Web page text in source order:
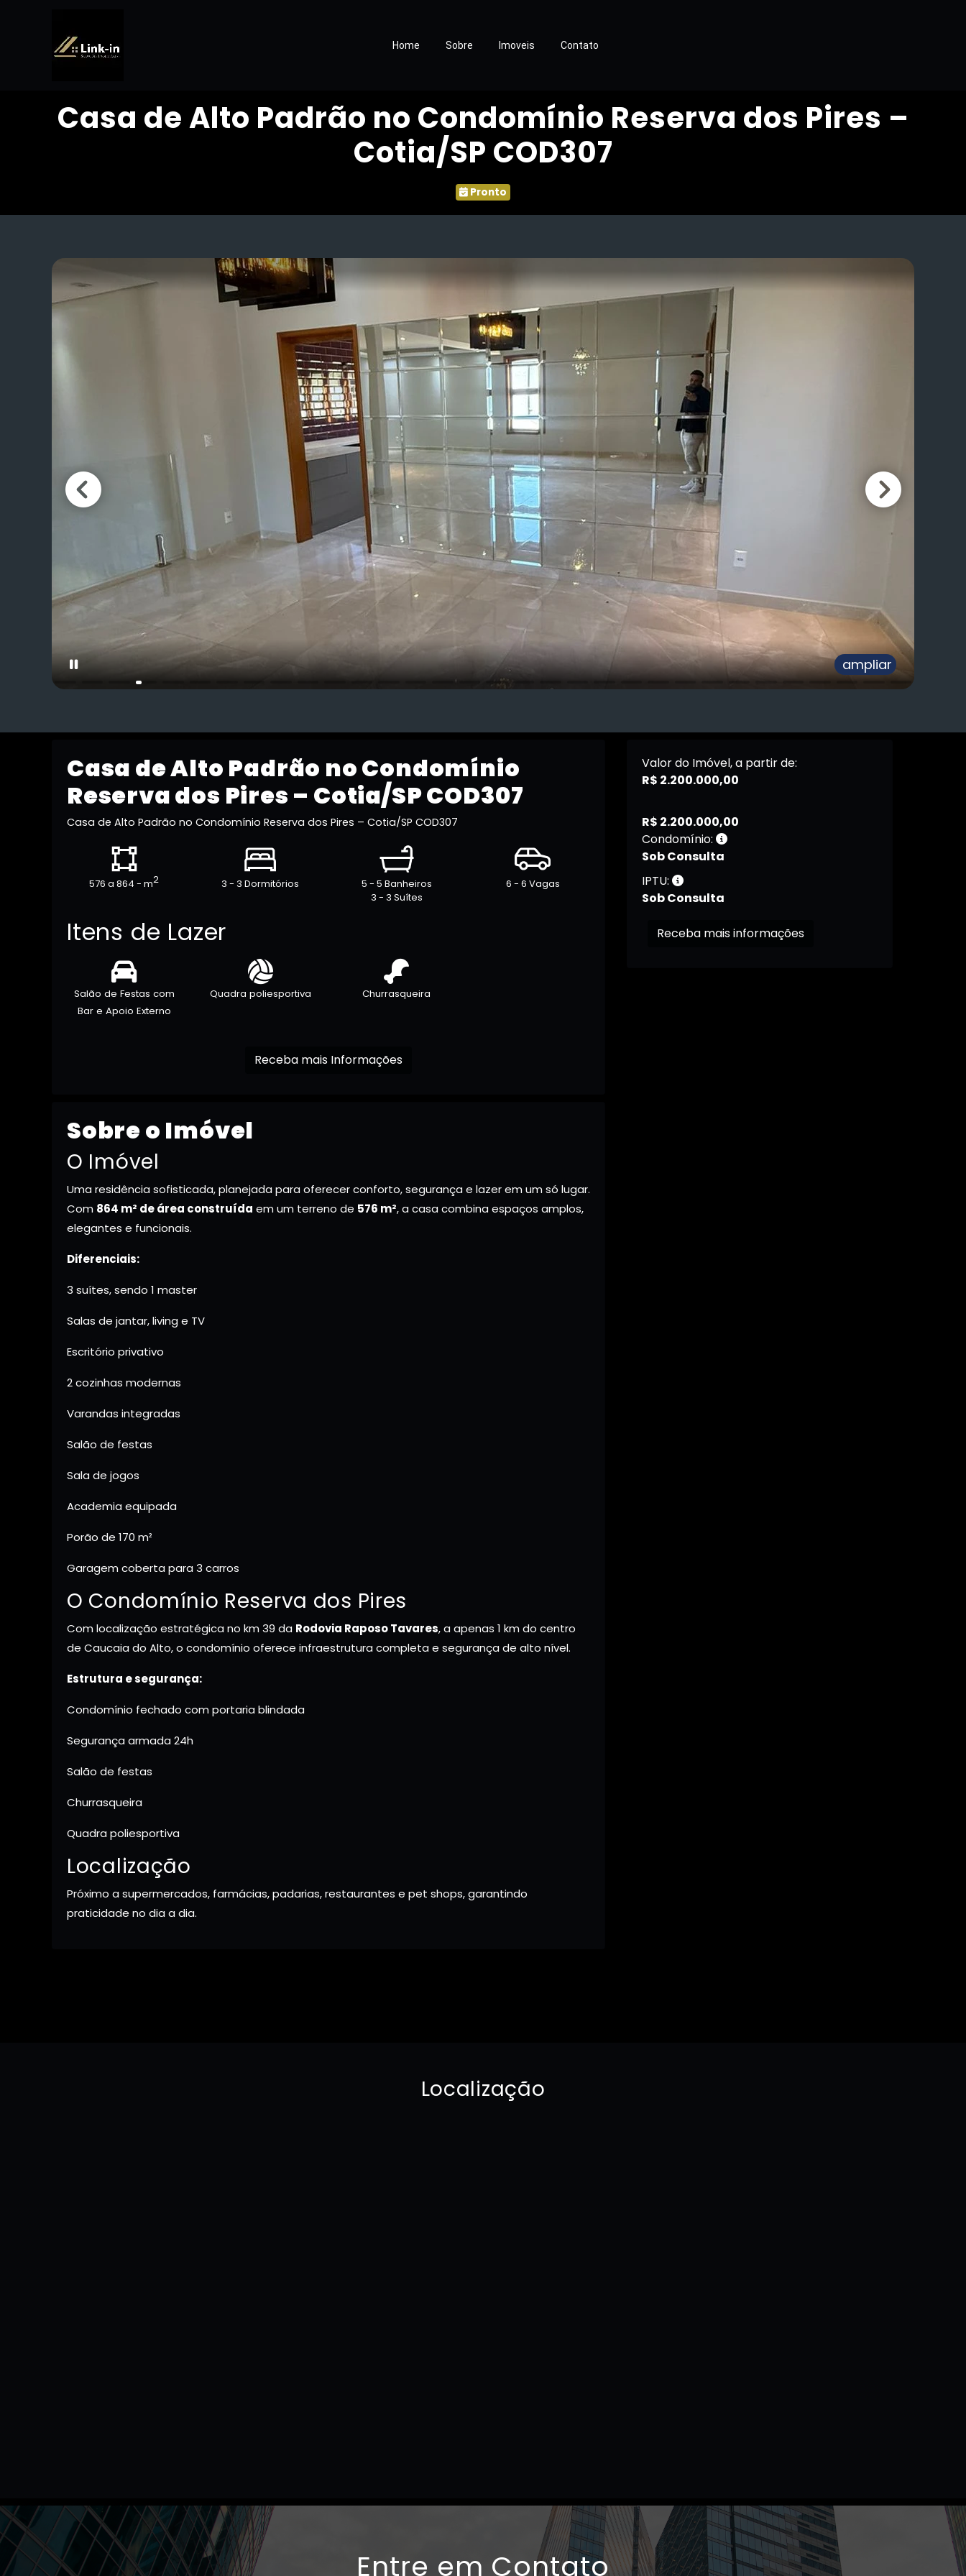
Home Sobre Imoveis Contato
Casa de Alto Padrão no Condomínio Reserva dos Pires –
Cotia/SP COD307
Pronto
ampliar
Casa de Alto Padrão no Condomínio
Reserva dos Pires – Cotia/SP COD307
Casa de Alto Padrão no Condomínio Reserva dos Pires – Cotia/SP COD307
576 a 864 - m2 3 - 3 Dormitórios
5 - 5 Banheiros
3 - 3 Suítes
6 - 6 Vagas
Itens de Lazer
Salão de Festas com
Bar e Apoio Externo
Quadra poliesportiva Churrasqueira
Receba mais Informações
Sobre o Imóvel
O Imóvel
Uma residência sofisticada, planejada para oferecer conforto, segurança e lazer em um só lugar.
Com 864 m² de área construída em um terreno de 576 m², a casa combina espaços amplos,
elegantes e funcionais.
Diferenciais:
3 suítes, sendo 1 master
Salas de jantar, living e TV
Escritório privativo
2 cozinhas modernas
Varandas integradas
Salão de festas
Sala de jogos
Academia equipada
Porão de 170 m²
Garagem coberta para 3 carros
O Condomínio Reserva dos Pires
Com localização estratégica no km 39 da Rodovia Raposo Tavares, a apenas 1 km do centro
de Caucaia do Alto, o condomínio oferece infraestrutura completa e segurança de alto nível.
Estrutura e segurança:
Condomínio fechado com portaria blindada
Segurança armada 24h
Salão de festas
Churrasqueira
Quadra poliesportiva
Localização
Próximo a supermercados, farmácias, padarias, restaurantes e pet shops, garantindo
praticidade no dia a dia.
Valor do Imóvel, a partir de:
R$ 2.200.000,00
R$ 2.200.000,00
Condomínio:
Sob Consulta
IPTU:
Sob Consulta
Receba mais informações
Localização
Entre em Contato